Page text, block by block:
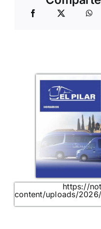
https://
content/uploads/2026/